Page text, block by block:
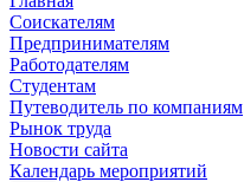
Соискателям
Предпринимателям
Работодателям
Студентам
Путеводитель по компаниям
Рынок труда
Новости сайта
Календарь мероприятий